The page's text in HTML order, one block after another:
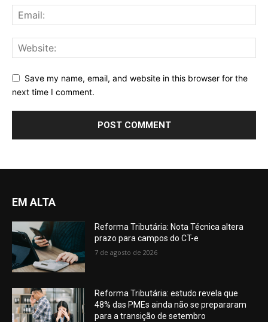
Save my name, email, and website in this browser for the
next time I comment.
EM ALTA
Reforma Tributária: Nota Técnica altera
prazo para campos do CT-e
7 de agosto de 2026
Reforma Tributária: estudo revela que
48% das PMEs ainda não se prepararam
para a transição de setembro